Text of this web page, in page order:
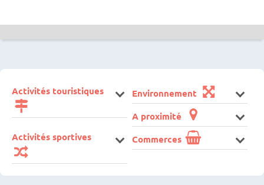
Activités touristiques
Environnement
A proximité
Activités sportives
Commerces